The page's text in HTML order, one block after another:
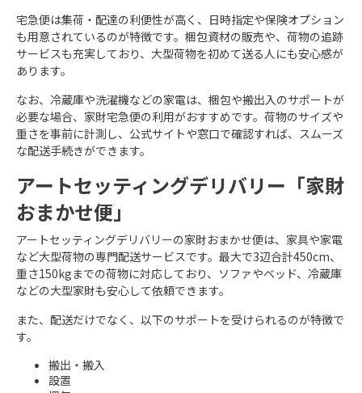
宅急便は集荷・配達の利便性が高く、日時指定や保険オプション
も用意されているのが特徴です。梱包資材の販売や、荷物の追跡
サービスも充実しており、大型荷物を初めて送る人にも安心感が
あります。
なお、冷蔵庫や洗濯機などの家電は、梱包や搬出入のサポートが
必要な場合、家財宅急便の利用がおすすめです。荷物のサイズや
重さを事前に計測し、公式サイトや窓口で確認すれば、スムーズ
な配送手続きができます。
アートセッティングデリバリー「家財
おまかせ便」
アートセッティングデリバリーの家財おまかせ便は、家具や家電
など大型荷物の専門配送サービスです。最大で3辺合計450cm、
重さ150kgまでの荷物に対応しており、ソファやベッド、冷蔵庫
などの大型家財も安心して依頼できます。
また、配送だけでなく、以下のサポートを受けられるのが特徴で
す。
搬出・搬入
設置